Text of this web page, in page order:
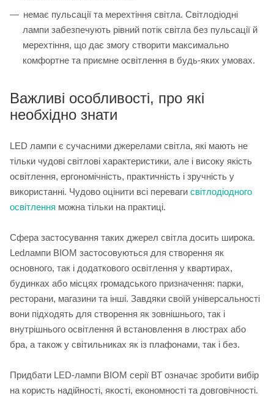
немає пульсації та мерехтіння світла. Світлодіодні
лампи забезпечують рівний потік світла без пульсації й
мерехтіння, що дає змогу створити максимально
комфортне та приємне освітлення в будь-яких умовах.
Важливі особливості, про які
необхідно знати
LED лампи є сучасними джерелами світла, які мають не
тільки чудові світлові характеристики, але і високу якість
освітлення, ергономічність, практичність і зручність у
використанні. Чудово оцінити всі переваги світлодіодного
освітлення можна тільки на практиці.
Сфера застосування таких джерел світла досить широка.
Ledлампи BIOM застосовуються для створення як
основного, так і додаткового освітлення у квартирах,
будинках або місцях громадського призначення: парки,
ресторани, магазини та інші. Завдяки своїй універсальності
вони підходять для створення як зовнішнього, так і
внутрішнього освітлення й встановлення в люстрах або
бра, а також у світильниках як із плафонами, так і без.
Придбати LED-лампи BIOM серії ВТ означає зробити вибір
на користь надійності, якості, економності та довговічності.